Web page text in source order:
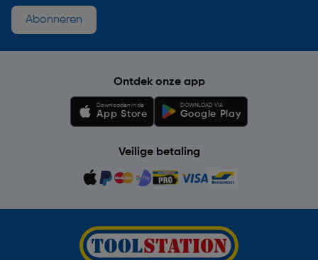
Abonneren
Ontdek onze app
Downloaden in de
App Store
DOWNLOAD VIA
Google Play
Veilige betaling